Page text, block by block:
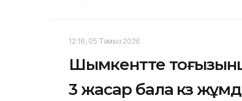
12:16, 05 Тамыз 2026
Шымкентте
3 жасар бала көз